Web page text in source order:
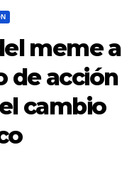
meme a
de acción
cambio